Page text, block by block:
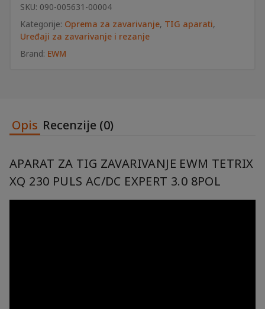
puls
AC/DC
Expert
3.0
SKU: 090-005631-00004
Kategorije: Oprema za zavarivanje, TIG aparati,
Uređaji za zavarivanje i rezanje
Brand: EWM
Opis Recenzije (0)
APARAT ZA TIG ZAVARIVANJE EWM TETRIX
XQ 230 PULS AC/DC EXPERT 3.0 8POL